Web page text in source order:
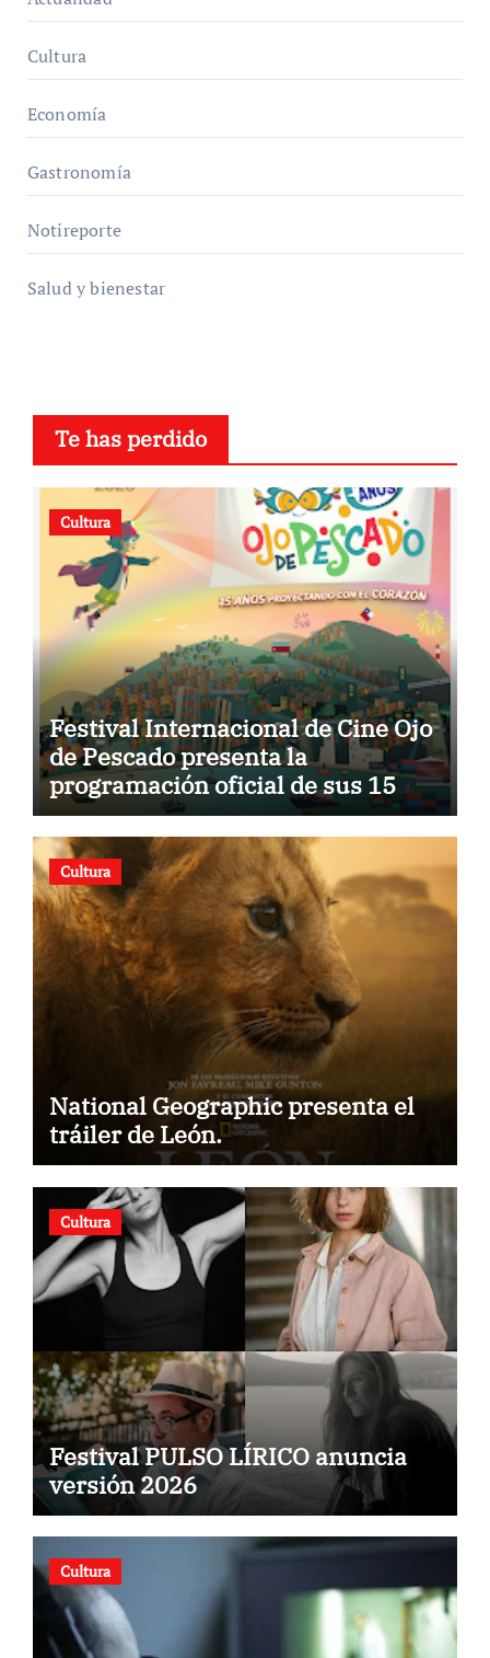
Cultura
Economía
Gastronomía
Notireporte
Salud y bienestar
Te has perdido
Cultura
Festival Internacional de Cine Ojo
de Pescado presenta la
programación oficial de sus 15
años
Cultura
National Geographic presenta el
tráiler de León.
Cultura
Festival PULSO LÍRICO anuncia
versión 2026
Cultura